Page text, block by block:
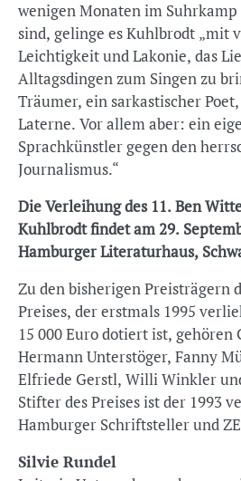
wenigen Monaten im
sind, gelinge es Kuhlbrodt „mit
Leichtigkeit und Lakonie, das
Alltagsdingen zum Singen zu
Träumer, ein sarkastischer
Laterne. Vor allem aber: ein
Sprachkünstler gegen den
Journalismus.“
Die Verleihung des 11. Ben
Kuhlbrodt findet am 29.
Hamburger Literaturhaus,
Zu den bisherigen Preisträgern
Preises, der erstmals 1995
15 000 Euro dotiert ist, gehören
Hermann Unterstöger, Fanny
Elfriede Gerstl, Willi Winkler
Stifter des Preises ist der 1993
Hamburger Schriftsteller und
Silvie Rundel